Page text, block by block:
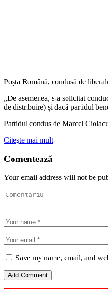
Poșta Română, condusă de
„De asemenea, s-a solicitat
de distribuire) și dacă partidul
Partidul condus de Marcel
Citeşte mai mult
Comentează
Your email address will not be
Save my name, email, and